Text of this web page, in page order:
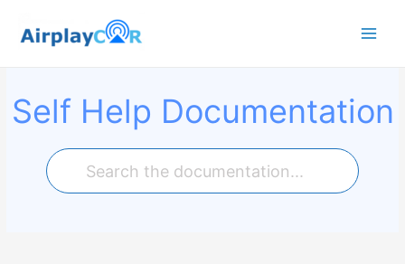
Self Help Documentation